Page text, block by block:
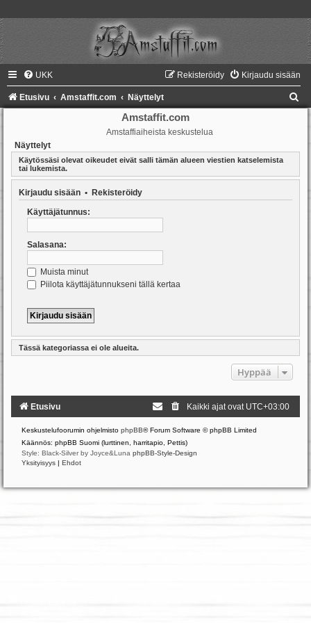
UKK Kirjaudu sisään
Rekisteröidy
Etusivu Amstaffit.com Näyttelyt
Amstaffit.com
Amstaffiaiheista keskustelua
Näyttelyt
Käytössäsi olevat oikeudet eivät salli tämän alueen viestien katselemista
tai lukemista.
Kirjaudu sisään • Rekisteröidy
Käyttäjätunnus:
Salasana:
Muista minut
Piilota käyttäjätunnukseni tällä kertaa
Tässä kategoriassa ei ole alueita.
Hyppää
Etusivu Kaikki ajat ovat UTC+03:00
Keskustelufoorumin ohjelmisto phpBB® Forum Software © phpBB Limited
Käännös: phpBB Suomi (lurttinen, harritapio, Pettis)
Style: Black-Silver by Joyce&Luna phpBB-Style-Design
Yksityisyys | Ehdot